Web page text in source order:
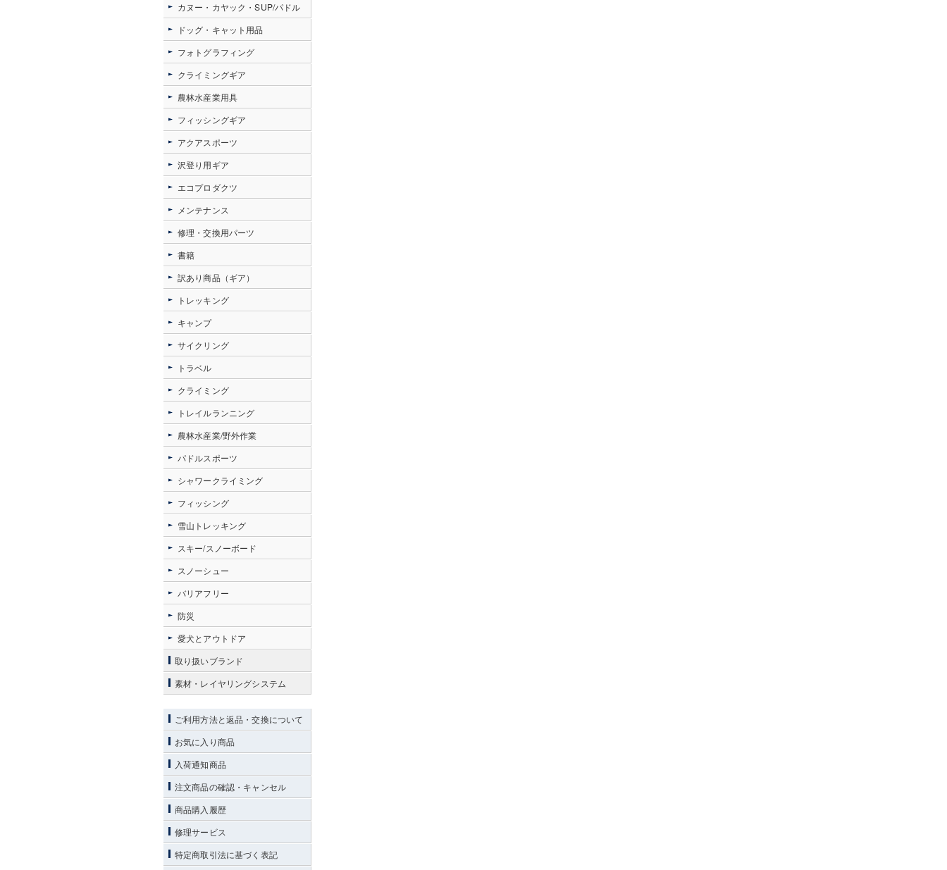
カヌー・カヤック・SUP/パドル
ドッグ・キャット用品
フォトグラフィング
クライミングギア
農林水産業用具
フィッシングギア
アクアスポーツ
沢登り用ギア
エコプロダクツ
メンテナンス
修理・交換用パーツ
書籍
訳あり商品（ギア）
トレッキング
キャンプ
サイクリング
トラベル
クライミング
トレイルランニング
農林水産業/野外作業
パドルスポーツ
シャワークライミング
フィッシング
雪山トレッキング
スキー/スノーボード
スノーシュー
バリアフリー
防災
愛犬とアウトドア
取り扱いブランド
素材・レイヤリングシステム
ご利用方法と返品・交換について
お気に入り商品
入荷通知商品
注文商品の確認・キャンセル
商品購入履歴
修理サービス
特定商取引法に基づく表記